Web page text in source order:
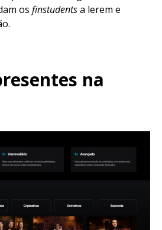
os finstudentsa lerem e
na